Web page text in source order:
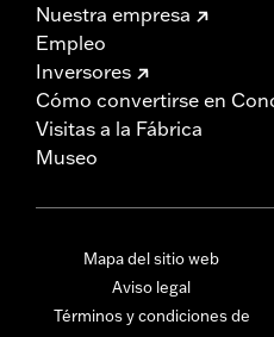
Nuestra empresa
Empleo
Inversores
Cómo convertirse en
Visitas a la Fábrica
Museo
Mapa del sitio web
Aviso legal
Términos y condiciones de